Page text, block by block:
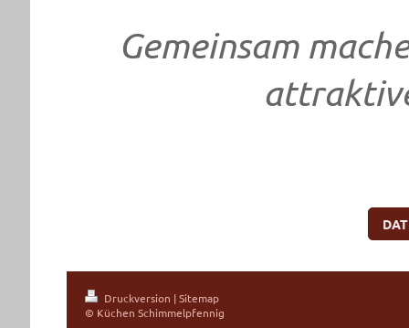
Gemeinsam
Druckversion | Sitemap
© Küchen Schimmelpfennig